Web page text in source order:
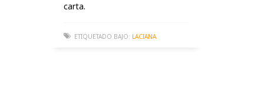
carta.
ETIQUETADO BAJO: LACIANA